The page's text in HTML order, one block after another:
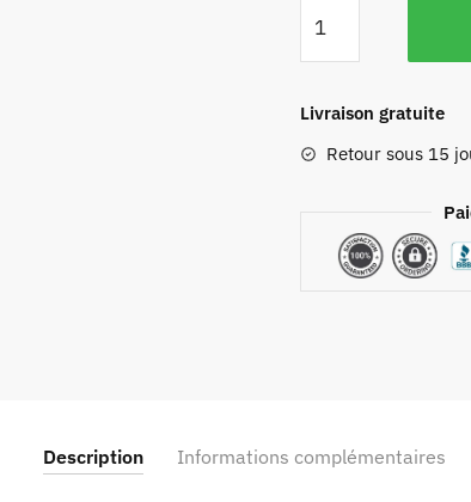
Livraison gratuite
Retour sous 15
Description Informations complémentaires